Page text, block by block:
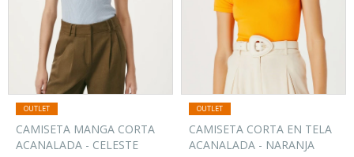
CAMISETA MANGA CORTA
ACANALADA - CELESTE
CAMISETA CORTA EN TELA
ACANALADA - NARANJA